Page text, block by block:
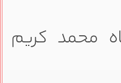
محمد کریم